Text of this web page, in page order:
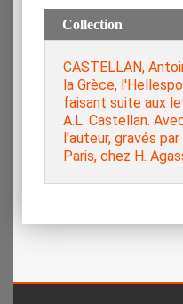
Collection
CASTELLAN,
la Grèce,
faisant suite aux
A.L. Castellan.
l'auteur, gravés
Paris, chez H.